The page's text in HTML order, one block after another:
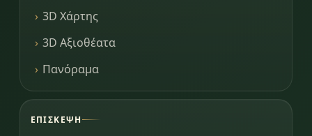
3D Χάρτης
3D Αξιοθέατα
Πανόραμα
ΕΠΊΣΚΕΨΗ